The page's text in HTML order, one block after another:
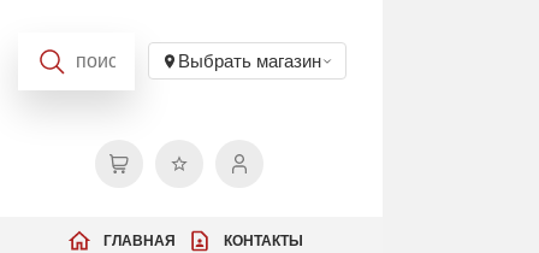
Выбрать магазин
ГЛАВНАЯ КОНТАКТЫ